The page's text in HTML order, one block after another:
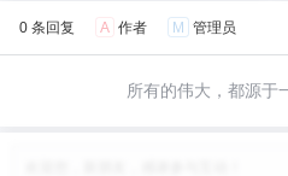
0 条回复 A 作者 M 管理员
所有的伟大，都源于